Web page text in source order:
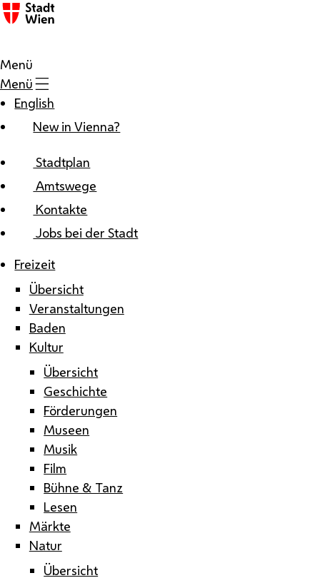
Zum Inhalt
Menü
Menü
English
New in Vienna?
Stadtplan
Amtswege
Kontakte
Jobs bei der Stadt
Freizeit
Übersicht
Veranstaltungen
Baden
Kultur
Übersicht
Geschichte
Förderungen
Museen
Musik
Film
Bühne & Tanz
Lesen
Märkte
Natur
Übersicht